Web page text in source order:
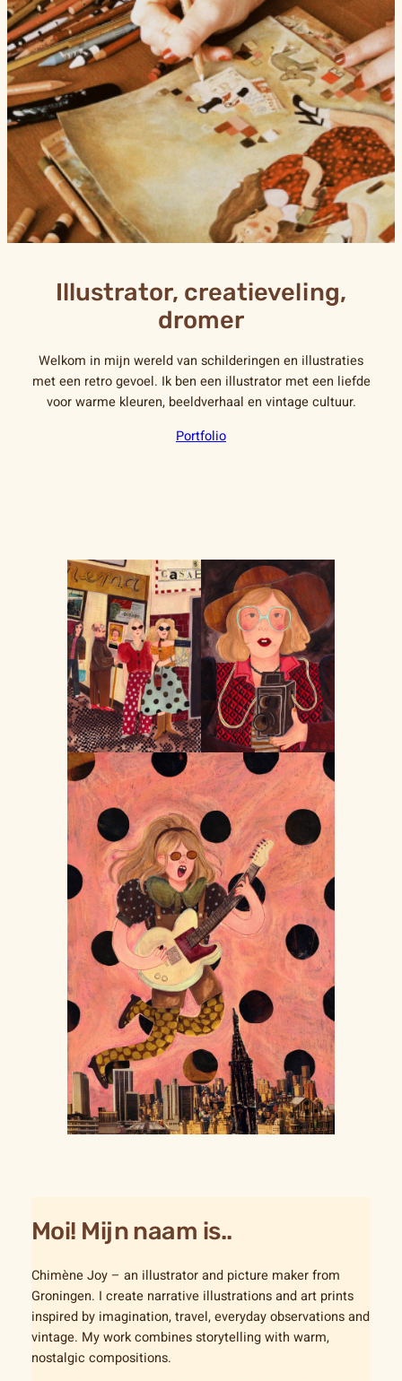
Illustrator, creatieveling,
dromer
Welkom in mijn wereld van schilderingen en illustraties
met een retro gevoel. Ik ben een illustrator met een liefde
voor warme kleuren, beeldverhaal en vintage cultuur.
Portfolio
Moi! Mijn naam is..
Chimène Joy – an illustrator and picture maker from
Groningen. I create narrative illustrations and art prints
inspired by imagination, travel, everyday observations and
vintage. My work combines storytelling with warm,
nostalgic compositions.